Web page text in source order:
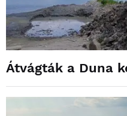
Átvágták a Duna